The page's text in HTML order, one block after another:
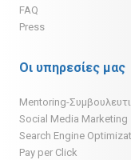
FAQ
Press
Οι υπηρεσίες μας
Mentoring-
Social Media Marketing
Search Engine
Pay per Click